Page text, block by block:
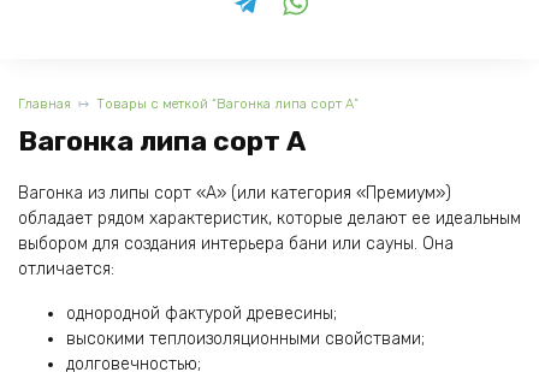
Главная Товары с меткой “Вагонка липа сорт А”
Вагонка липа сорт А
Вагонка из липы сорт «А» (или категория «Премиум»)
обладает рядом характеристик, которые делают ее идеальным
выбором для создания интерьера бани или сауны. Она
отличается:
однородной фактурой древесины;
высокими теплоизоляционными свойствами;
долговечностью;